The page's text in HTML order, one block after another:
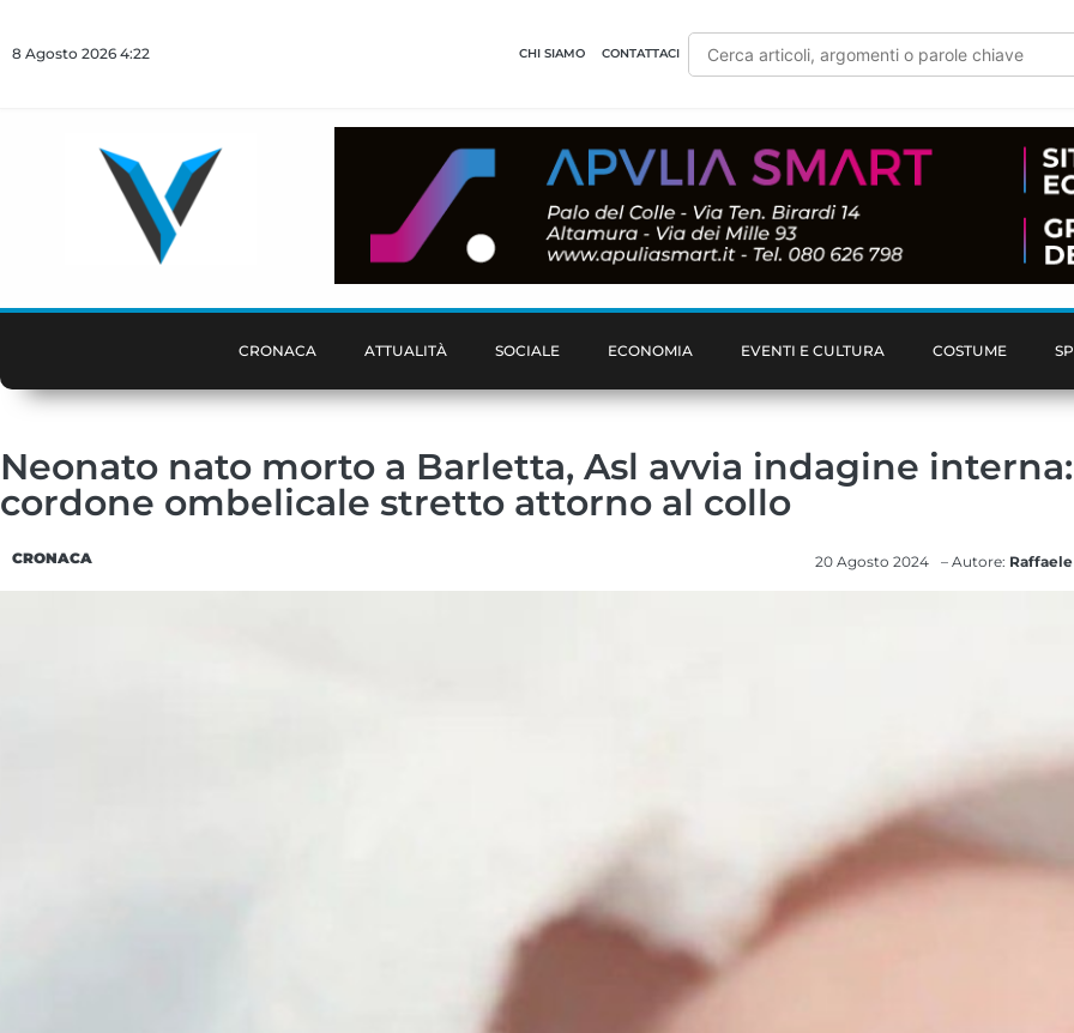
8 Agosto 2026 4:22 CHI SIAMO CONTATTACI
CRONACA ATTUALITÀ SOCIALE ECONOMIA EVENTI E CULTURA COSTUME
Neonato nato morto a Barletta, Asl avvia indagine interna:
cordone ombelicale stretto attorno al collo
CRONACA 20 Agosto 2024 – Autore: